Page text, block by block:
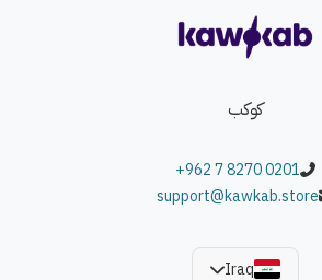
كوكب
+962 7 8270 0201
support@kawkab.store
Iraq